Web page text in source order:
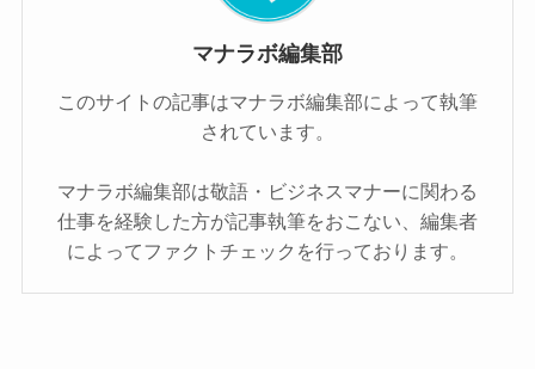
マナラボ編集部
このサイトの記事はマナラボ編集部によって執筆
されています。
マナラボ編集部は敬語・ビジネスマナーに関わる
仕事を経験した方が記事執筆をおこない、編集者
によってファクトチェックを行っております。